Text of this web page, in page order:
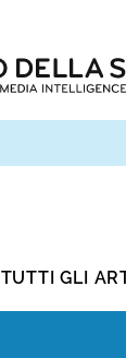
TUTTI GLI